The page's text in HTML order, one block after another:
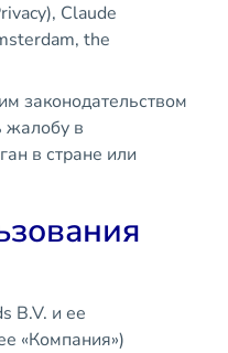
Claude
the
законодательством
жалобу в
в стране или
B.V. и ее
«Компания»)